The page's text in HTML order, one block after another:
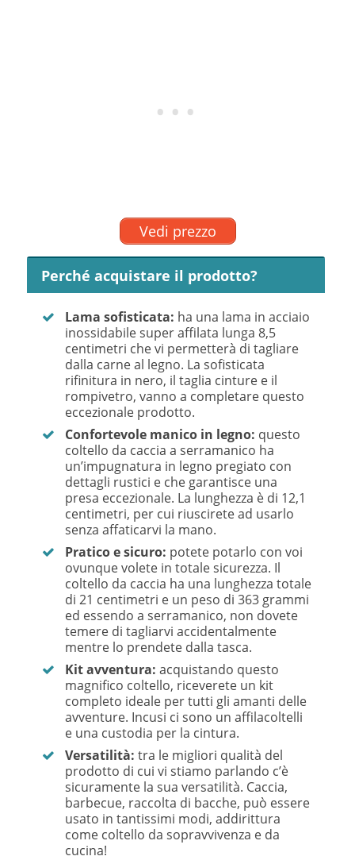
Vedi prezzo
Perché acquistare il prodotto?
Lama sofisticata: ha una lama in acciaio
inossidabile super affilata lunga 8,5
centimetri che vi permetterà di tagliare
dalla carne al legno. La sofisticata
rifinitura in nero, il taglia cinture e il
rompivetro, vanno a completare questo
eccezionale prodotto.
Confortevole manico in legno: questo
coltello da caccia a serramanico ha
un’impugnatura in legno pregiato con
dettagli rustici e che garantisce una
presa eccezionale. La lunghezza è di 12,1
centimetri, per cui riuscirete ad usarlo
senza affaticarvi la mano.
Pratico e sicuro: potete potarlo con voi
ovunque volete in totale sicurezza. Il
coltello da caccia ha una lunghezza totale
di 21 centimetri e un peso di 363 grammi
ed essendo a serramanico, non dovete
temere di tagliarvi accidentalmente
mentre lo prendete dalla tasca.
Kit avventura: acquistando questo
magnifico coltello, riceverete un kit
completo ideale per tutti gli amanti delle
avventure. Incusi ci sono un affilacoltelli
e una custodia per la cintura.
Versatilità:tra le migliori qualità del
prodotto di cui vi stiamo parlando c’è
sicuramente la sua versatilità. Caccia,
barbecue, raccolta di bacche, può essere
usato in tantissimi modi, addirittura
come coltello da sopravvivenza e da
cucina!